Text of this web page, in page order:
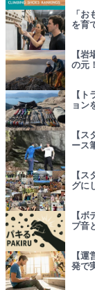
「お
を育
【岩
の元
【ト
ョン
【ス
ース
【ス
グに
【ボ
プ音
【運
発で